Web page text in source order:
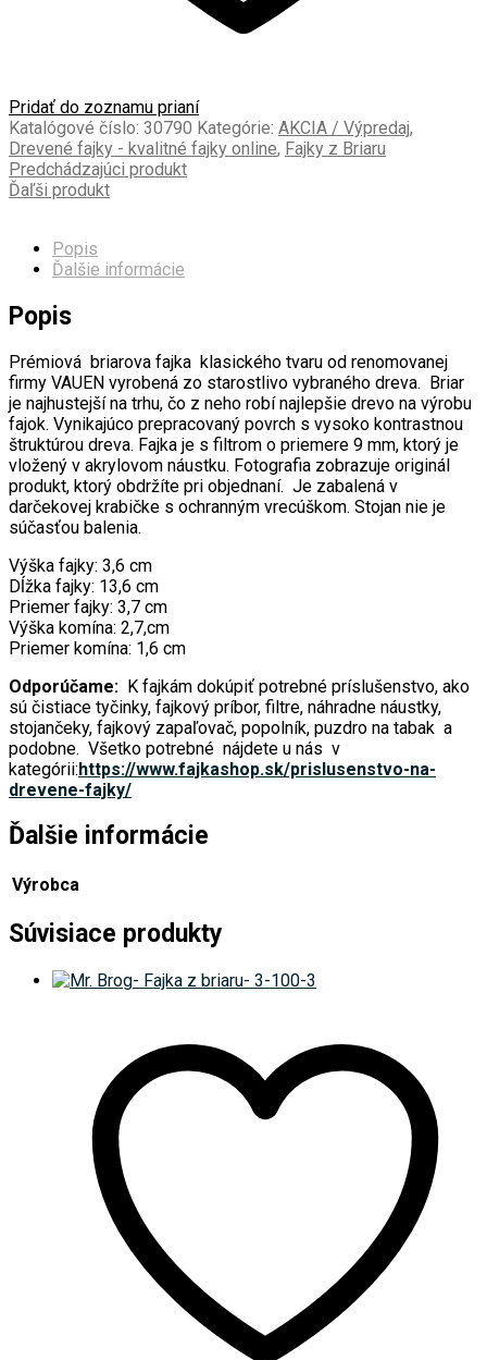
Pridať do zoznamu prianí
Katalógové číslo: 30790 Kategórie: AKCIA / Výpredaj,
Drevené fajky - kvalitné fajky online, Fajky z Briaru
Predchádzajúci produkt
Ďaľši produkt
Popis
Ďalšie informácie
Popis
Prémiová briarova fajka klasického tvaru od renomovanej
firmy VAUEN vyrobená zo starostlivo vybraného dreva. Briar
je najhustejší na trhu, čo z neho robí najlepšie drevo na výrobu
fajok. Vynikajúco prepracovaný povrch s vysoko kontrastnou
štruktúrou dreva. Fajka je s filtrom o priemere 9 mm, ktorý je
vložený v akrylovom náustku. Fotografia zobrazuje originál
produkt, ktorý obdržíte pri objednaní. Je zabalená v
darčekovej krabičke s ochranným vrecúškom. Stojan nie je
súčasťou balenia.
Výška fajky: 3,6 cm
Dĺžka fajky: 13,6 cm
Priemer fajky: 3,7 cm
Výška komína: 2,7,cm
Priemer komína: 1,6 cm
Odporúčame: K fajkám dokúpiť potrebné príslušenstvo, ako
sú čistiace tyčinky, fajkový príbor, filtre, náhradne náustky,
stojančeky, fajkový zapaľovač, popolník, puzdro na tabak a
podobne. Všetko potrebné nájdete u nás v
kategórii:https://www.fajkashop.sk/prislusenstvo-na-
drevene-fajky/
Ďalšie informácie
Výrobca
Súvisiace produkty